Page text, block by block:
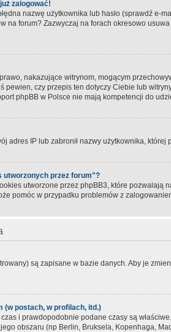
zalogować!
nazwę użytkownika lub hasło (sprawdź e-
na forum? Zazwyczaj na forach okresowo
nakazujące witrynom, mogącym
pewien, czy przepis ten dotyczy Ciebie lub
phpBB w Polsce nie mają kompetencji do
adres IP lub zabronił nazwy użytkownika,
utworzonych przez forum"?
utworzone przez phpBB3, które
pomóc w przypadku problemów z
są zapisane w bazie danych. Aby je
(w postach, w profilach, itd.)
i prawdopodobnie podane czasy są
obszaru (np Berlin, Bruksela, Kopenhaga,